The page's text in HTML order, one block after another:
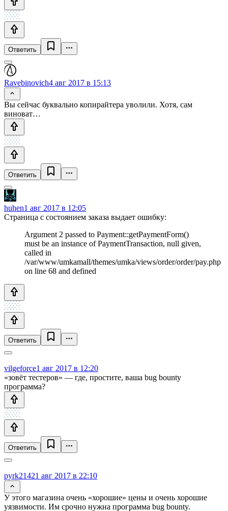
Ответить
Ravebinovich4 авг 2017 в 15:13
Вы сейчас буквально копирайтера уволили. Хотя, сам
виноват…
Ответить
huhen1 авг 2017 в 12:05
Страница с состоянием заказа выдает ошибку:
Argument 2 passed to Payment::getPaymentForm()
must be an instance of PaymentTransaction, null given,
called in
/var/www/umkamall/themes/umka/views/order/order/pay.php
on line 68 and defined
Ответить
vilgeforce1 авг 2017 в 12:20
«зовёт тестеров» — где, простите, ваша bug bounty
программа?
Ответить
pyrk21421 авг 2017 в 22:10
У этого магазина очень «хорошие» цены и очень хорошие
уязвимости. Им срочно нужна программа bug bounty.